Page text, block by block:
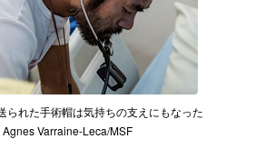
られた手術帽は気持ちの支えにもなった
Varraine-Leca/MSF